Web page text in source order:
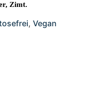
Zimt.
, Vegan